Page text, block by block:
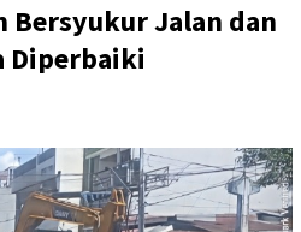
Bersyukur Jalan dan
Diperbaiki